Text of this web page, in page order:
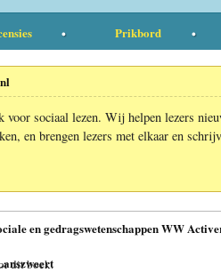
Prikbord
voor sociaal lezen. Wij helpen lezers
en brengen lezers met elkaar en
en gedragswetenschappen WW
dit boek.